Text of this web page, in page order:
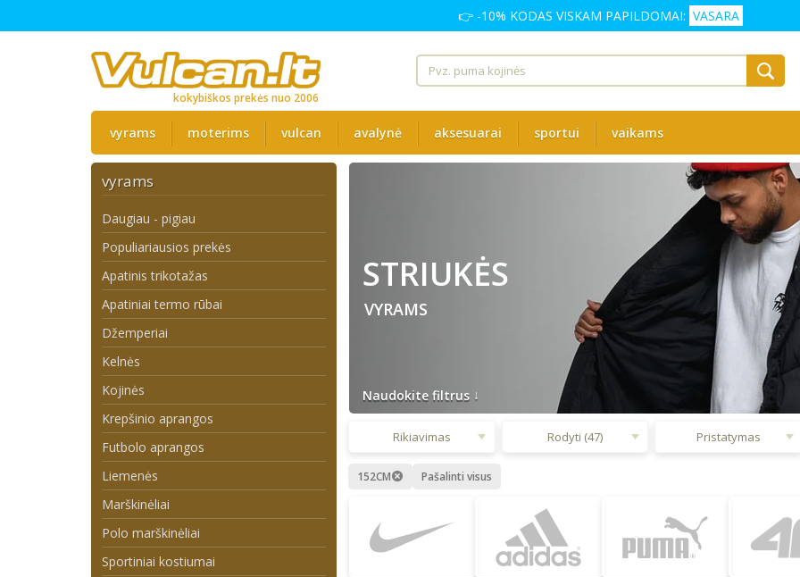
👉 -10% KODAS VISKAM PAPILDOMAI: VASARA
kokybiškos prekės nuo 2006
vyrams moterims vulcan avalynė aksesuarai sportui vaikams
vyrams
Daugiau - pigiau
Populiariausios prekės
Apatinis trikotažas
Apatiniai termo rūbai
Džemperiai
Kelnės
Kojinės
Krepšinio aprangos
Futbolo aprangos
Liemenės
Marškinėliai
Polo marškinėliai
Sportiniai kostiumai
Naudokite filtrus ↓
STRIUKĖS
VYRAMS
Rikiavimas Rodyti (47) Pristatymas
152CM Pašalinti visus